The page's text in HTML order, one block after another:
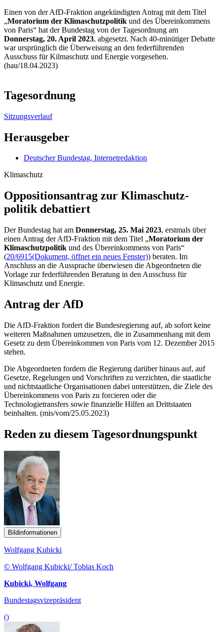
Einen von der AfD-Fraktion angekündigten Antrag mit dem Titel
„Moratorium der Klimaschutzpolitik und des Übereinkommens
von Paris“ hat der Bundestag von der Tagesordnung am
Donnerstag, 20. April 2023, abgesetzt. Nach 40-minütiger Debatte
war ursprünglich die Überweisung an den federführenden
Ausschuss für Kilmaschutz und Energie vorgesehen.
(hau/18.04.2023)
Tagesordnung
Sitzungsverlauf
Herausgeber
Deutscher Bundestag, Internetredaktion
Klimaschutz
Oppositionsantrag zur Klimaschutz­
politik debattiert
Der Bundestag hat am Donnerstag, 25. Mai 2023, erstmals über
einen Antrag der AfD-Fraktion mit dem Titel „Moratorium der
Klimaschutzpolitik und des Übereinkommens von Paris“
(20/6915(Dokument, öffnet ein neues Fenster)) beraten. Im
Anschluss an die Aussprache überwiesen die Abgeordneten die
Vorlage zur federführenden Beratung in den Ausschuss für
Klimaschutz und Energie.
Antrag der AfD
Die AfD-Fraktion fordert die Bundesregierung auf, ab sofort keine
weiteren Maßnahmen umzusetzen, die in Zusammenhang mit dem
Gesetz zu dem Übereinkommen von Paris vom 12. Dezember 2015
stehen.
Die Abgeordneten fordern die Regierung darüber hinaus auf, auf
Gesetze, Regelungen und Vorschriften zu verzichten, die staatliche
und nichtstaatliche Organisationen dabei unterstützen, die Ziele des
Übereinkommens von Paris zu forcieren oder die
Technologietransfers sowie finanzielle Hilfen an Drittstaaten
beinhalten. (mis/vom/25.05.2023)
Reden zu diesem Tagesordnungspunkt
Bildinformationen
Wolfgang Kubicki
© Wolfgang Kubicki/ Tobias Koch
Kubicki, Wolfgang
Bundestagsvizepräsident
()